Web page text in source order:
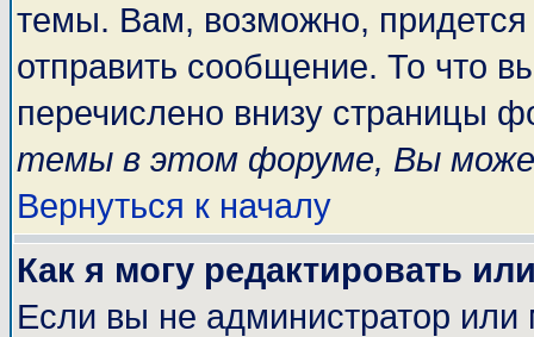
темы. Вам, возможно, придется
отправить сообщение. То что
перечислено внизу страницы
темы в этом форуме, Вы
Вернуться к началу
Как я могу редактировать
Если вы не администратор